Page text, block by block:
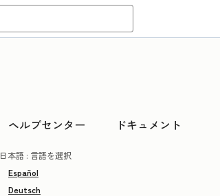
ヘルプセンター ドキュメント
日本語 : 言語を選択
Español
Deutsch